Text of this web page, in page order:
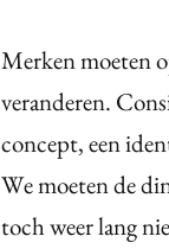
Merken moeten
veranderen.
concept, een
We moeten de
toch weer lang